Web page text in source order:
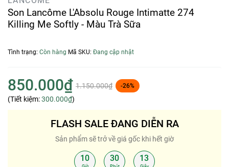
Son Lancôme L'Absolu Rouge Intimatte 274
Killing Me Softly - Màu Trà Sữa
Tình trạng: Còn hàng Mã SKU: Đang cập nhật
850.000₫ 1.150.000₫ -26%
(Tiết kiệm:300.000₫)
FLASH SALE ĐANG DIỄN RA
Sản phẩm sẽ trở về giá gốc khi hết giờ
10 30 13